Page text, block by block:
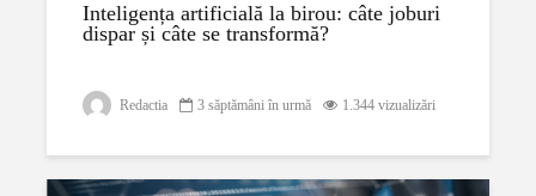
Inteligența artificială la birou: câte joburi
dispar și câte se transformă?
Redactia 3 săptămâni în urmă 1.344 vizualizări